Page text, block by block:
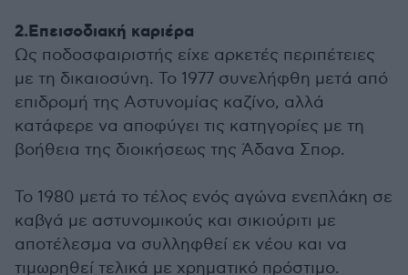
2.Επεισοδιακή καριέρα
Ως ποδοσφαιριστής είχε αρκετές περιπέτειες
με τη δικαιοσύνη. Το 1977 συνελήφθη μετά από
επιδρομή της Αστυνομίας καζίνο, αλλά
κατάφερε να αποφύγει τις κατηγορίες με τη
βοήθεια της διοικήσεως της Άδανα Σπορ.
Το 1980 μετά το τέλος ενός αγώνα ενεπλάκη σε
καβγά με αστυνομικούς και σικιούριτι με
αποτέλεσμα να συλληφθεί εκ νέου και να
τιμωρηθεί τελικά με χρηματικό πρόστιμο.